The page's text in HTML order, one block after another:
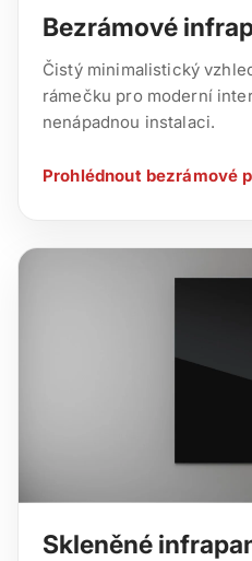
Bezrámové
Čistý minimalistický
rámečku pro moderní
nenápadnou instalaci.
Prohlédnout bezrámové
Skleněné